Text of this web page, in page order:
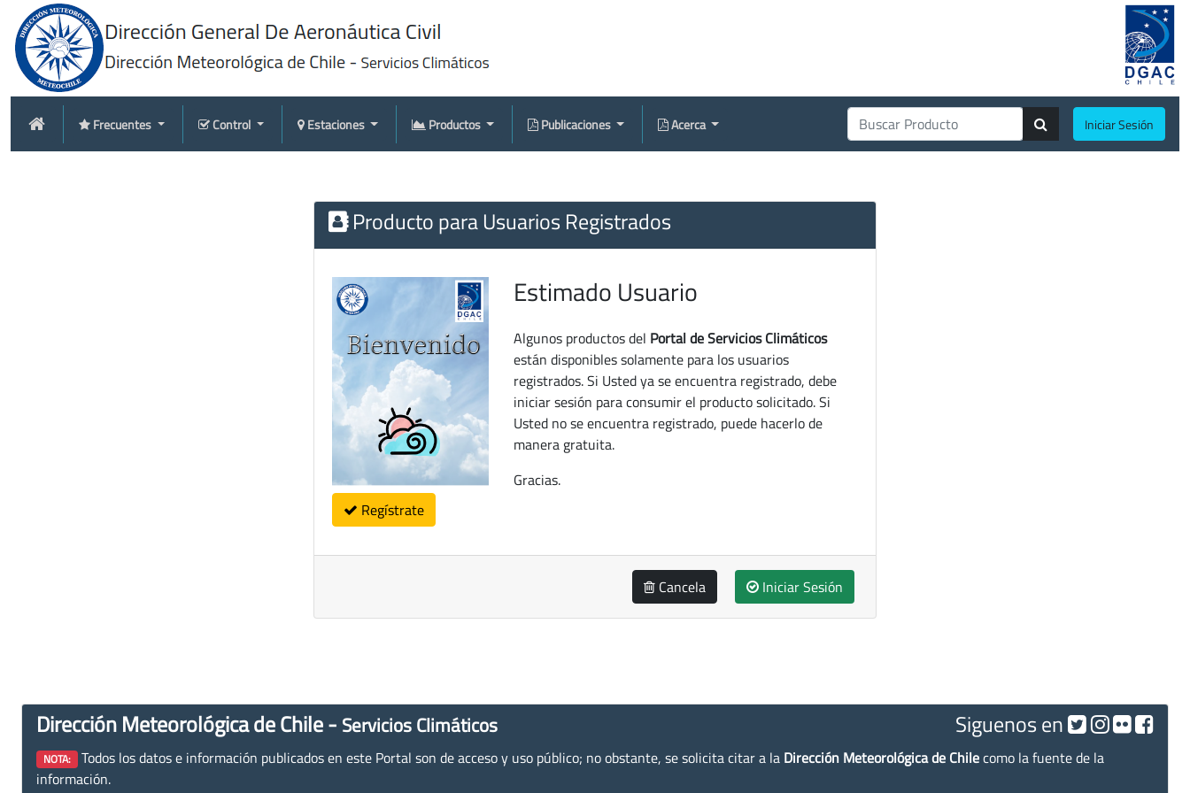
Frecuentes Control Estaciones Productos Publicaciones Acerca Iniciar Sesión
Producto para Usuarios Registrados
Regístrate
Estimado Usuario
Algunos productos del Portal de Servicios Climáticos
están disponibles solamente para los usuarios
registrados. Si Usted ya se encuentra registrado, debe
iniciar sesión para consumir el producto solicitado. Si
Usted no se encuentra registrado, puede hacerlo de
manera gratuita.
Gracias.
Cancela Iniciar Sesión
Dirección Meteorológica de Chile - Servicios Climáticos Siguenos en
NOTA: Todos los datos e información publicados en este Portal son de acceso y uso público; no obstante, se solicita citar a la Dirección Meteorológica de Chilecomo la fuente de la
información.